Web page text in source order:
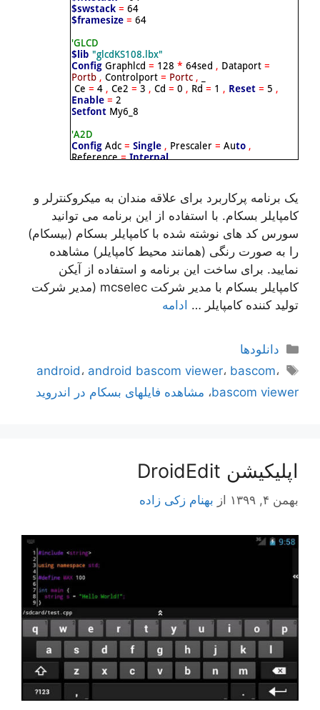
یک برنامه پرکاربرد برای علاقه مندان به میکروکنترلر و
کامپایلر بسکام. با استفاده از این برنامه می توانید
سورس کد های نوشته شده با کامپایلر بسکام (بیسکام)
را به صورت رنگی (همانند محیط کامپایلر) مشاهده
نمایید. برای ساخت این برنامه و استفاده از آیکن
کامپایلر بسکام با مدیر شرکت mcselec (مدیر شرکت
تولید کننده کامپایلر … ادامه
دسته‌ها
دانلودها
برچسب‌ها
android، android bascom viewer، bascom،
bascom viewer، مشاهده فایلهای بسکام در اندروید
اپلیکیشن DroidEdit
بهمن ۴, ۱۳۹۹ از بهنام زکی زاده